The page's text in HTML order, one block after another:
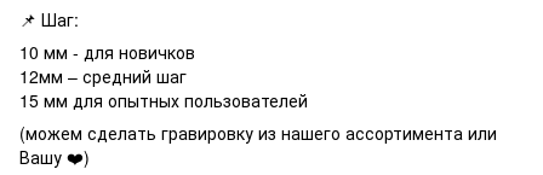
📌 Шаг:
10 мм - для новичков
12мм – средний шаг
15 мм для опытных пользователей
(можем сделать гравировку из нашего ассортимента или
Вашу ❤️)